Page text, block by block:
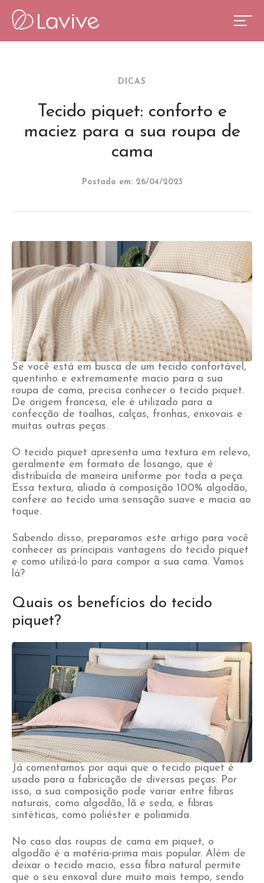
DICAS
Tecido piquet: conforto e
maciez para a sua roupa de
cama
Postado em: 26/04/2023
Se você está em busca de um tecido confortável,
quentinho e extremamente macio para a sua
roupa de cama, precisa conhecer o tecido piquet.
De origem francesa, ele é utilizado para a
confecção de toalhas, calças, fronhas, enxovais e
muitas outras peças.
O tecido piquet apresenta uma textura em relevo,
geralmente em formato de losango, que é
distribuída de maneira uniforme por toda a peça.
Essa textura, aliada à composição 100% algodão,
confere ao tecido uma sensação suave e macia ao
toque.
Sabendo disso, preparamos este artigo para você
conhecer as principais vantagens do tecido piquet
e como utilizá-lo para compor a sua cama. Vamos
lá?
Quais os benefícios do tecido
piquet?
Já comentamos por aqui que o tecido piquet é
usado para a fabricação de diversas peças. Por
isso, a sua composição pode variar entre fibras
naturais, como algodão, lã e seda, e fibras
sintéticas, como poliéster e poliamida.
No caso das roupas de cama em piquet, o
algodão é a matéria-prima mais popular. Além de
deixar o tecido macio, essa fibra natural permite
que o seu enxoval dure muito mais tempo, sendo